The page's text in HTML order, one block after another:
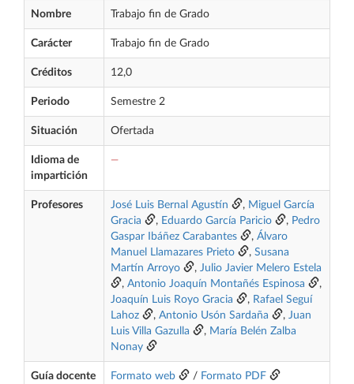
Nombre Trabajo fin de Grado
Carácter Trabajo fin de Grado
Créditos 12,0
Periodo Semestre 2
Situación Ofertada
Idioma de
impartición
—
Profesores José Luis Bernal Agustín , Miguel García
Gracia
, Eduardo García Paricio , Pedro
Gaspar Ibáñez Carabantes
, Álvaro
Manuel Llamazares Prieto
, Susana
Martín Arroyo
, Julio Javier Melero Estela
, Antonio Joaquín Montañés Espinosa
,
Joaquín Luis Royo Gracia
, Rafael Seguí
Lahoz
, Antonio Usón Sardaña , Juan
Luis Villa Gazulla
, María Belén Zalba
Nonay
Guía docente Formato web / Formato PDF